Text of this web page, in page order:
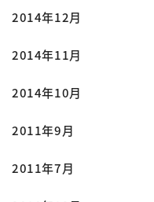
2014年12月
2014年11月
2014年10月
2011年9月
2011年7月